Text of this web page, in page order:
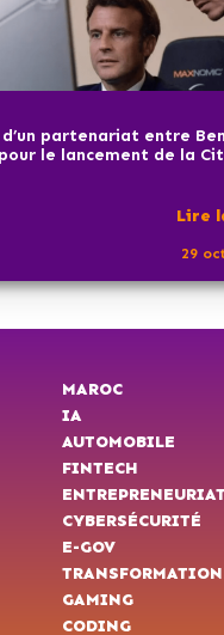
partenariat entre
le lancement de la
Lire
29
MAROC
IA
AUTOMOBILE
FINTECH
ENTREPRENEURIAT
CYBERSÉCURITÉ
E-GOV
GAMING
CODING